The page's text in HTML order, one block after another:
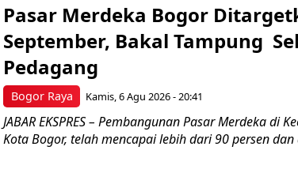
Bogor Raya
Pasar Merdeka Bogor
September, Bakal Tampung
Pedagang
Kamis, 6 Agu 2026 - 20:41
JABAR EKSPRES – Pembangunan Pasar Merdeka di
Kota Bogor, telah mencapai lebih dari 90 persen